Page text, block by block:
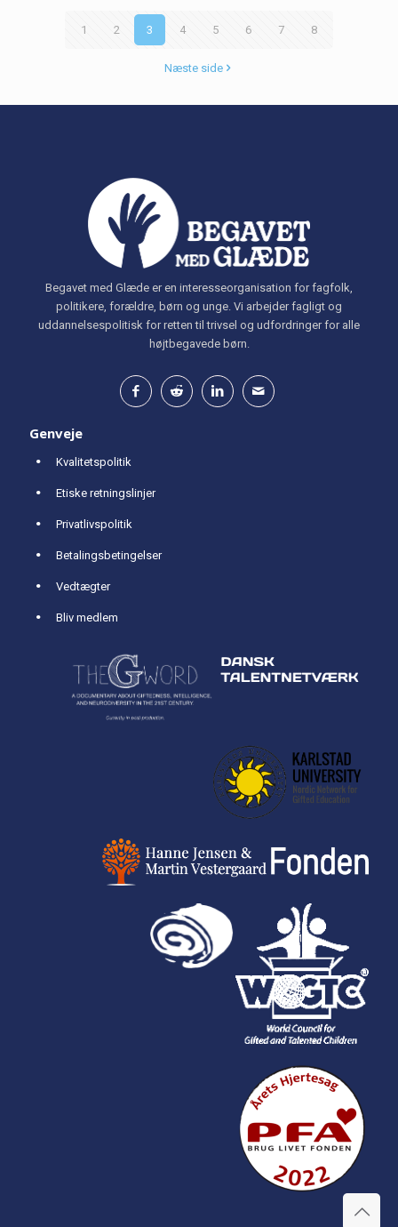
1 2 3 4 5 6 7 8
Næste side
Begavet med Glæde er en interesseorganisation for fagfolk,
politikere, forældre, børn og unge. Vi arbejder fagligt og
uddannelsespolitisk for retten til trivsel og udfordringer for alle
højtbegavede børn.
Genveje
Kvalitetspolitik
Etiske retningslinjer
Privatlivspolitik
Betalingsbetingelser
Vedtægter
Bliv medlem